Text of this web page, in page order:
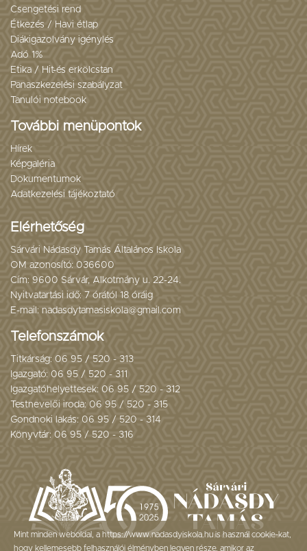
Csengetési rend
Étkezés / Havi étlap
Diákigazolvány igénylés
Adó 1%
Etika / Hit-és erkölcstan
Panaszkezelési szabályzat
Tanulói notebook
További menüpontok
Hírek
Képgaléria
Dokumentumok
Adatkezelési tájékoztató
Elérhetőség
Sárvári Nádasdy Tamás Általános Iskola
OM azonosító: 036600
Cím: 9600 Sárvár, Alkotmány u. 22-24.
Nyitvatartási idő: 7 órától 18 óráig
E-mail: nadasdytamasiskola@gmail.com
Telefonszámok
Titkárság: 06 95 / 520 - 313
Igazgató: 06 95 / 520 - 311
Igazgatóhelyettesek: 06 95 / 520 - 312
Testnevelői iroda: 06 95 / 520 - 315
Gondnoki lakás: 06 95 / 520 - 314
Könyvtár: 06 95 / 520 - 316
Mint minden weboldal, a https://www.nadasdyiskola.hu is használ cookie-kat,
hogy kellemesebb felhasználói élményben legyen része, amikor az